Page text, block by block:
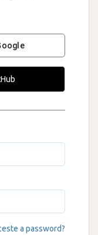
a password?